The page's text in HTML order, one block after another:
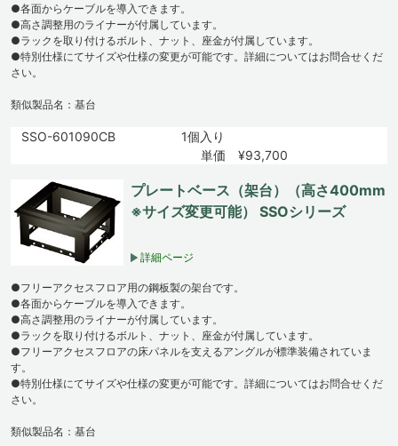
●各面からケーブルを導入できます。
●高さ調整用のライナーが付属しています。
●ラックを取り付けるボルト、ナット、座金が付属しています。
●特別仕様にてサイズや仕様の変更が可能です。詳細についてはお問合せくだ
さい。
類似製品名：基台
SSO-601090CB
1個入り
単価 ¥93,700
プレートベース（架台）（高さ400mm
※サイズ変更可能） SSOシリーズ
詳細ページ
●フリーアクセスフロア用の鋼板製の架台です。
●各面からケーブルを導入できます。
●高さ調整用のライナーが付属しています。
●ラックを取り付けるボルト、ナット、座金が付属しています。
●フリーアクセスフロアの床パネルを支えるアングルが標準装備されていま
す。
●特別仕様にてサイズや仕様の変更が可能です。詳細についてはお問合せくだ
さい。
類似製品名：基台